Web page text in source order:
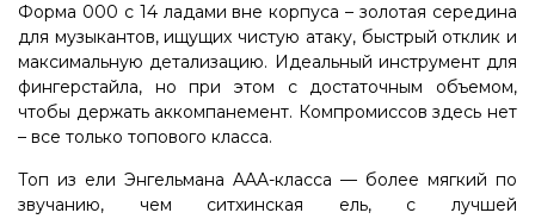
Форма 000 с 14 ладами вне корпуса – золотая середина
для музыкантов, ищущих чистую атаку, быстрый отклик и
максимальную детализацию. Идеальный инструмент для
фингерстайла, но при этом с достаточным объемом,
чтобы держать аккомпанемент. Компромиссов здесь нет
– все только топового класса.
Топ из ели Энгельмана AAA-класса — более мягкий по
звучанию, чем ситхинская ель, с лучшей